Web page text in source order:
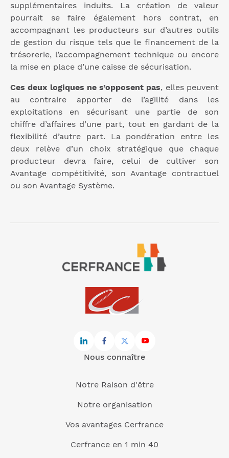
supplémentaires induits. La création de valeur
pourrait se faire également hors contrat, en
accompagnant les producteurs sur d’autres outils
de gestion du risque tels que le financement de la
trésorerie, l’accompagnement technique ou encore
la mise en place d’une caisse de sécurisation.
Ces deux logiques ne s’opposent pas, elles peuvent
au contraire apporter de l’agilité dans les
exploitations en sécurisant une partie de son
chiffre d’affaires d’une part, tout en gardant de la
flexibilité d’autre part. La pondération entre les
deux relève d’un choix stratégique que chaque
producteur devra faire, celui de cultiver son
Avantage compétitivité, son Avantage contractuel
ou son Avantage Système.
Nous connaître
Notre Raison d'être
Notre organisation
Vos avantages Cerfrance
Cerfrance en 1 min 40